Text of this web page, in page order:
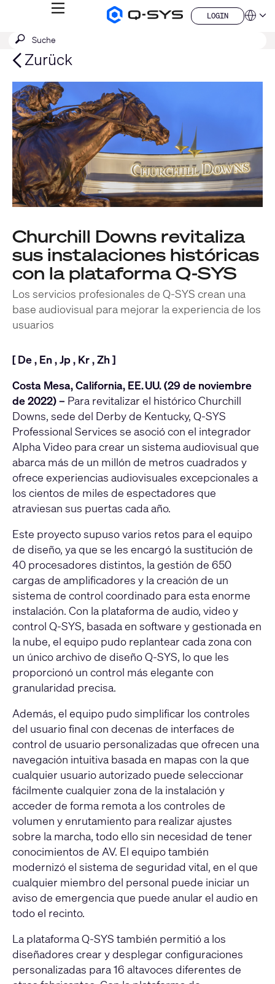
Q-
MENÜ
LOGIN
LOGIN
QSYS.com (English)
India (English)
Deutsch
Español
Français
日本語
한국어
China (中文)
Suche
SUCHE
Zurück
Churchill Downs revitaliza
sus instalaciones históricas
con la plataforma Q-SYS
Los servicios profesionales de Q-SYS crean una
base audiovisual para mejorar la experiencia de los
usuarios
[De, En ,Jp, Kr,Zh ]
Costa Mesa, California, EE. UU. (29 de noviembre
de 2022) – Para revitalizar el histórico Churchill
Downs, sede del Derby de Kentucky, Q-SYS
Professional Services se asoció con el integrador
Alpha Video para crear un sistema audiovisual que
abarca más de un millón de metros cuadrados y
ofrece experiencias audiovisuales excepcionales a
los cientos de miles de espectadores que
atraviesan sus puertas cada año.
Este proyecto supuso varios retos para el equipo
de diseño, ya que se les encargó la sustitución de
40 procesadores distintos, la gestión de 650
cargas de amplificadores y la creación de un
sistema de control coordinado para esta enorme
instalación. Con la plataforma de audio, video y
control Q-SYS, basada en software y gestionada en
la nube, el equipo pudo replantear cada zona con
un único archivo de diseño Q-SYS, lo que les
proporcionó un control más elegante con
granularidad precisa.
Además, el equipo pudo simplificar los controles
del usuario final con decenas de interfaces de
control de usuario personalizadas que ofrecen una
navegación intuitiva basada en mapas con la que
cualquier usuario autorizado puede seleccionar
fácilmente cualquier zona de la instalación y
acceder de forma remota a los controles de
volumen y enrutamiento para realizar ajustes
sobre la marcha, todo ello sin necesidad de tener
conocimientos de AV. El equipo también
modernizó el sistema de seguridad vital, en el que
cualquier miembro del personal puede iniciar un
aviso de emergencia que puede anular el audio en
todo el recinto.
La plataforma Q-SYS también permitió a los
diseñadores crear y desplegar configuraciones
personalizadas para 16 altavoces diferentes de